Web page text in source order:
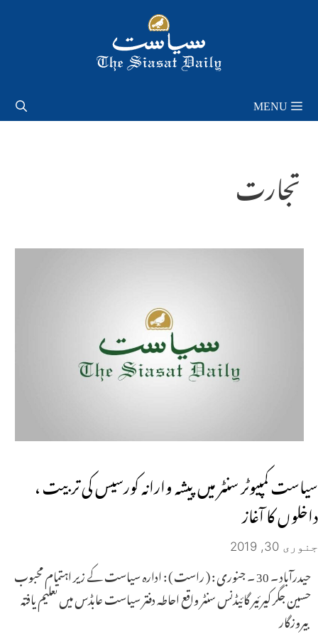
MENU
تجارت
سیاست کمپیوٹر سنٹر میں پیشہ وارانہ کورسیس کی تربیت ،
داخلوں کا آغاز
جنوری 30, 2019
حیدرآباد ۔ 30 ۔ جنوری : ( راست ) : ادارہ سیاست کے زیر اہتمام محبوب
حسین جگر کیرئیر گائیڈنس سنٹر واقع احاطہ دفتر سیاست عابڈس میں تعلیم یافتہ
بیروزگار